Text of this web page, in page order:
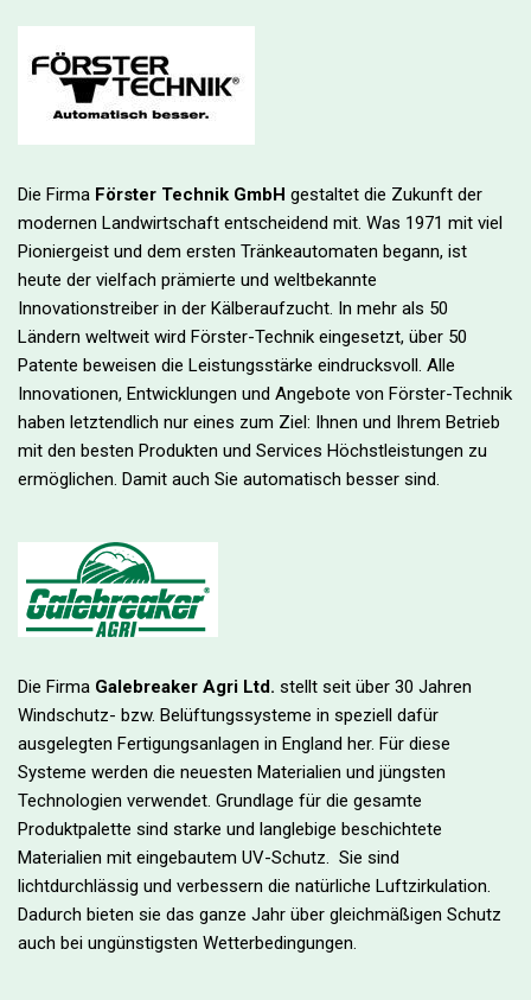
Die Firma Förster Technik GmbH gestaltet die Zukunft der
modernen Landwirtschaft entscheidend mit. Was 1971 mit viel
Pioniergeist und dem ersten Tränkeautomaten begann, ist
heute der vielfach prämierte und weltbekannte
Innovationstreiber in der Kälberaufzucht. In mehr als 50
Ländern weltweit wird Förster-Technik eingesetzt, über 50
Patente beweisen die Leistungsstärke eindrucksvoll. Alle
Innovationen, Entwicklungen und Angebote von Förster-Technik
haben letztendlich nur eines zum Ziel: Ihnen und Ihrem Betrieb
mit den besten Produkten und Services Höchstleistungen zu
ermöglichen. Damit auch Sie automatisch besser sind.
Die Firma Galebreaker Agri Ltd. stellt seit über 30 Jahren
Windschutz- bzw. Belüftungssysteme in speziell dafür
ausgelegten Fertigungsanlagen in England her. Für diese
Systeme werden die neuesten Materialien und jüngsten
Technologien verwendet. Grundlage für die gesamte
Produktpalette sind starke und langlebige beschichtete
Materialien mit eingebautem UV-Schutz. Sie sind
lichtdurchlässig und verbessern die natürliche Luftzirkulation.
Dadurch bieten sie das ganze Jahr über gleichmäßigen Schutz
auch bei ungünstigsten Wetterbedingungen.